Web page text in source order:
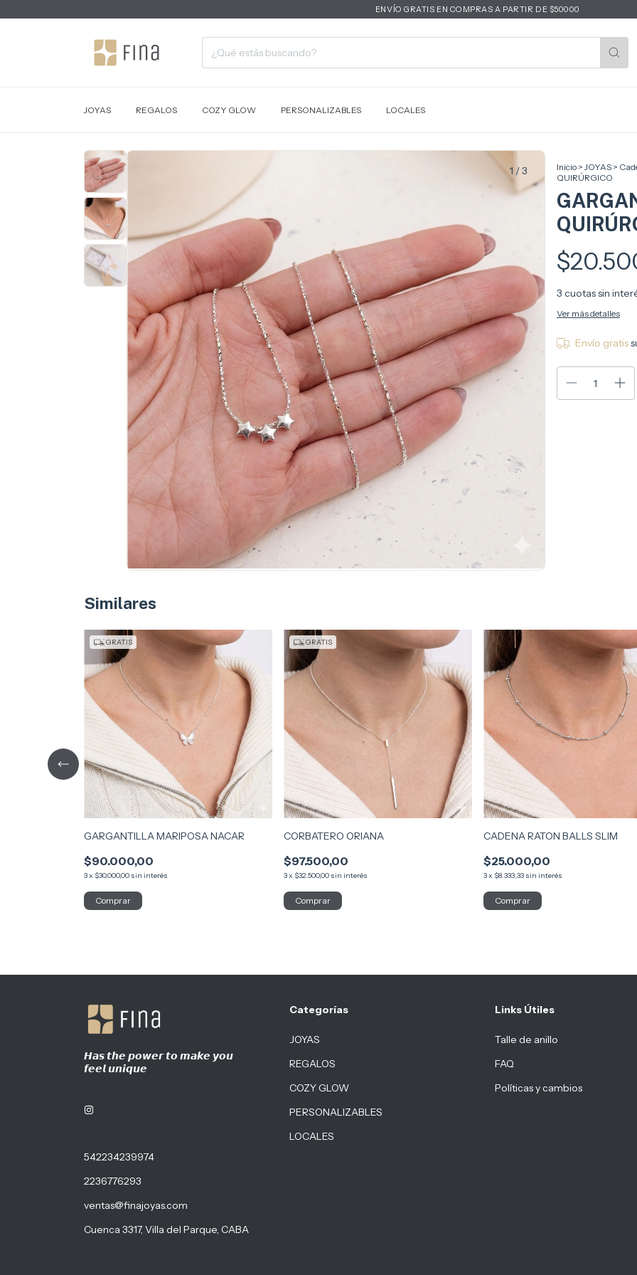
ENVÍO GRATIS EN COMPRAS A PARTIR DE $50000
JOYAS REGALOS COZY GLOW PERSONALIZABLES LOCALES
1 /3 Inicio >JOYAS >
QUIRÚRGICO
3 cuotas sin
Ver más detalles
Envío gratis
Similares
GRATIS
GARGANTILLA MARIPOSA NACAR
$90.000,00
3x $30.000,00 sin interés
GRATIS
CORBATERO ORIANA
$97.500,00
3x $32.500,00 sin interés
CADENA RATON BALLS SLIM
$25.000,00
3x $8.333,33 sin interés
𝙃𝙖𝙨 𝙩𝙝𝙚 𝙥𝙤𝙬𝙚𝙧 𝙩𝙤 𝙢𝙖𝙠𝙚 𝙮𝙤𝙪
𝙛𝙚𝙚𝙡 𝙪𝙣𝙞𝙦𝙪𝙚
542234239974
2236776293
ventas@finajoyas.com
Cuenca 3317, Villa del Parque, CABA
Categorías
JOYAS
REGALOS
COZY GLOW
PERSONALIZABLES
LOCALES
Links Útiles
Talle de anillo
FAQ
Políticas y cambios